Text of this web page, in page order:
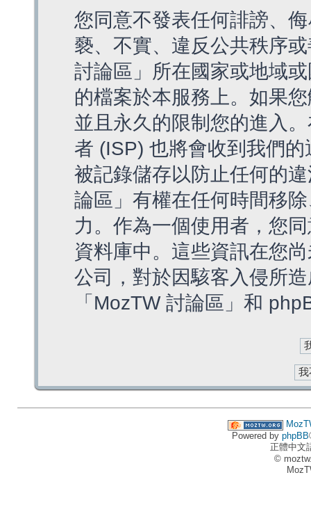
您同意不發表任何誹謗、
褻、不實、違反公共秩序
討論區」所在國家或地域
的檔案於本服務上。如果
並且永久的限制您的進入
者 (ISP) 也將會收到我們
被記錄儲存以防止任何的
論區」有權在任何時間移
力。作為一個使用者，您
資料庫中。這些資訊在您
公司，對於因駭客入侵所
「MozTW 討論區」和
Powered by phpBB
正體中文
©